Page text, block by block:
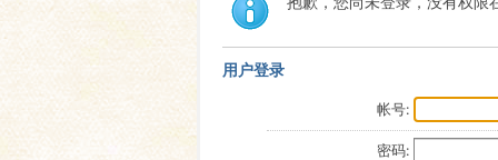
用户登录
帐号:
密码: